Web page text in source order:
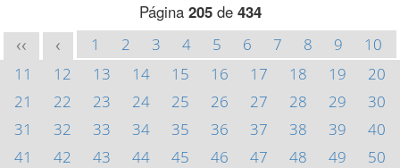
Página 205de 434
<< < 1 2 3 4 5 6 7 8 9
10
11
12 13 14 15 16 17 18 19
20
21
22 23 24 25 26 27 28 29
30
31
32 33 34 35 36 37 38 39
40
41
42 43 44 45 46 47 48 49
50